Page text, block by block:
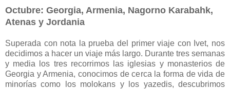
Octubre: Georgia, Armenia, Nagorno Karabahk,
Atenas y Jordania
Superada con nota la prueba del primer viaje con Ivet, nos
decidimos a hacer un viaje más largo. Durante tres semanas
y media los tres recorrimos las iglesias y monasterios de
Georgia y Armenia, conocimos de cerca la forma de vida de
minorías como los molokans y los yazedis, descubrimos